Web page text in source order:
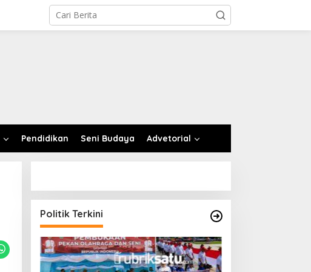
Pendidikan Seni Budaya Advetorial
Politik Terkini